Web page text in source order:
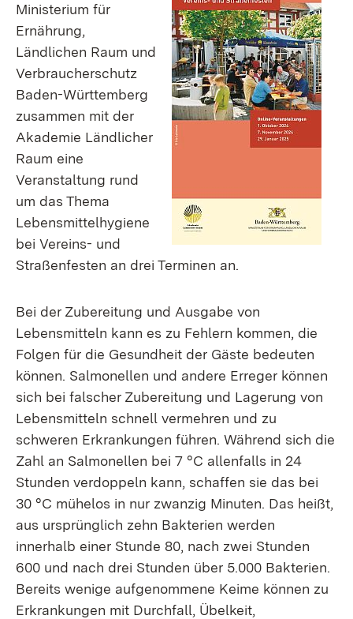
Ministerium für
Ernährung,
Ländlichen Raum und
Verbraucherschutz
Baden-Württemberg
zusammen mit der
Akademie Ländlicher
Raum eine
Veranstaltung rund
um das Thema
Lebensmittelhygiene
bei Vereins- und
Straßenfesten an drei Terminen an.
Bei der Zubereitung und Ausgabe von
Lebensmitteln kann es zu Fehlern kommen, die
Folgen für die Gesundheit der Gäste bedeuten
können. Salmonellen und andere Erreger können
sich bei falscher Zubereitung und Lagerung von
Lebensmitteln schnell vermehren und zu
schweren Erkrankungen führen. Während sich die
Zahl an Salmonellen bei 7 °C allenfalls in 24
Stunden verdoppeln kann, schaffen sie das bei
30 °C mühelos in nur zwanzig Minuten. Das heißt,
aus ursprünglich zehn Bakterien werden
innerhalb einer Stunde 80, nach zwei Stunden
600 und nach drei Stunden über 5.000 Bakterien.
Bereits wenige aufgenommene Keime können zu
Erkrankungen mit Durchfall, Übelkeit,